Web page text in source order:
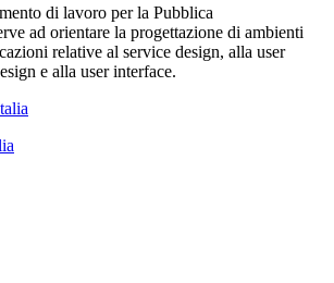
di lavoro per la Pubblica
ad orientare la progettazione di ambienti
relative al service design, alla user
e alla user interface.